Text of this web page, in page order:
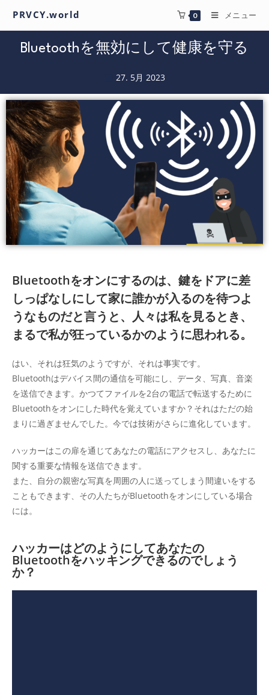
PRVCY.world 0 メニュー
Bluetoothを無効にして健康を守る
27. 5月 2023
Bluetoothをオンにするのは、鍵をドアに差
しっぱなしにして家に誰かが入るのを待つよ
うなものだと言うと、人々は私を見るとき、
まるで私が狂っているかのように思われる。
はい、それは狂気のようですが、それは事実です。
Bluetoothはデバイス間の通信を可能にし、データ、写真、音楽
を送信できます。かつてファイルを2台の電話で転送するために
Bluetoothをオンにした時代を覚えていますか？それはただの始
まりに過ぎませんでした。今では技術がさらに進化しています。
ハッカーはこの扉を通じてあなたの電話にアクセスし、あなたに
関する重要な情報を送信できます。
また、自分の親密な写真を周囲の人に送ってしまう間違いをする
こともできます、その人たちがBluetoothをオンにしている場合
には。
ハッカーはどのようにしてあなたの
Bluetoothをハッキングできるのでしょう
か？